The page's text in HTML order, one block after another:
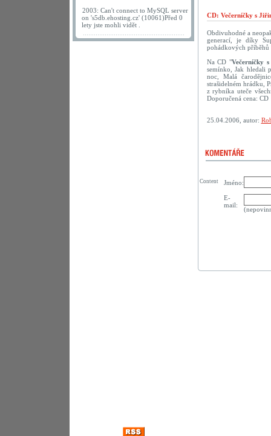
2003: Can't connect to MySQL server
on 's5db.ehosting.cz' (10061)Před 0
lety jste mohli vidět .
CD: Večerníčky s
Obdivuhodné a
generací, je díky
pohádkových příběhů
Na CD "Večerníčky
semínko, Jak hledali
noc, Malá
strašidelném hrádku,
z rybníka uteče
Doporučená cena:
25.04.2006, autor:
Jméno:
E-
mail:
Content